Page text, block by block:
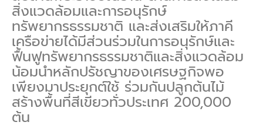
สิ่งแวดล้อมและการอนุรักษ์
ทรัพยากรธรรมชาติ และส่งเสริมให้ภาคี
เครือข่ายได้มีส่วนร่วมในการอนุรักษ์และ
ฟื้นฟูทรัพยากรธรรมชาติและสิ่งแวดล้อม
น้อมนำหลักปรัชญาของเศรษฐกิจพอ
เพียงมาประยุกต์ใช้ ร่วมกันปลูกต้นไม้
สร้างพื้นที่สีเขียวทั่วประเทศ 200,000
ต้น